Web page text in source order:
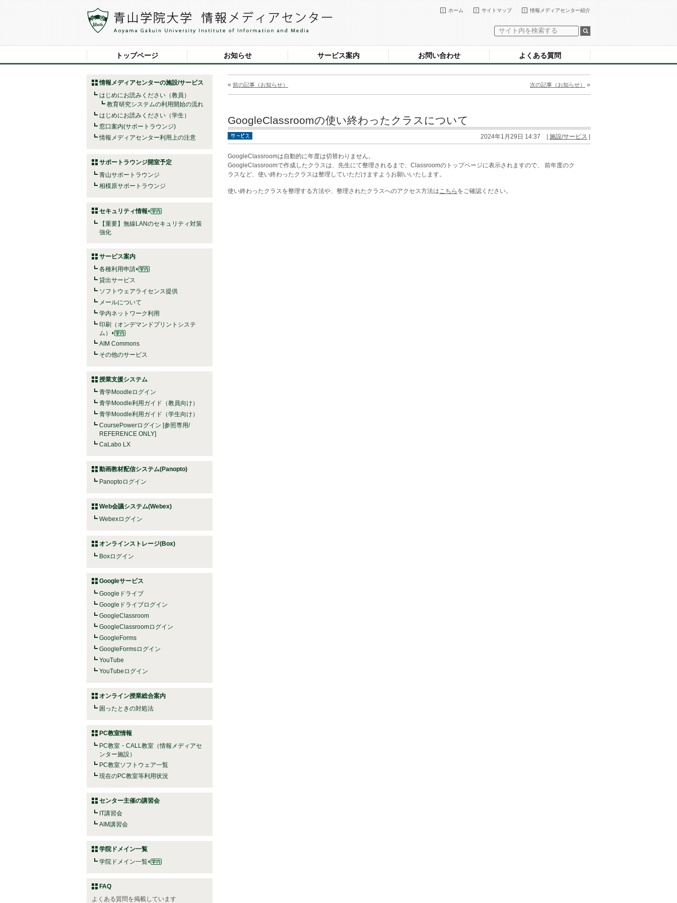
情報メディアセンター紹介
サイトマップ
ホーム
トップページ お知らせ サービス案内 お問い合わせ よくある質問
情報メディアセンターの施設/サービス
はじめにお読みください（教員）
教育研究システムの利用開始の流れ
はじめにお読みください（学生）
窓口案内(サポートラウンジ)
情報メディアセンター利用上の注意
サポートラウンジ開室予定
青山サポートラウンジ
相模原サポートラウンジ
セキュリティ情報
【重要】無線LANのセキュリティ対策
強化
サービス案内
各種利用申請
貸出サービス
ソフトウェアライセンス提供
メールについて
学内ネットワーク利用
印刷（オンデマンドプリントシステ
ム）
AIM Commons
その他のサービス
授業支援システム
青学Moodleログイン
青学Moodle利用ガイド（教員向け）
青学Moodle利用ガイド（学生向け）
CoursePowerログイン [参照専用/
REFERENCE ONLY]
CaLabo LX
動画教材配信システム(Panopto)
Panoptoログイン
Web会議システム(Webex)
Webexログイン
オンラインストレージ(Box)
Boxログイン
Googleサービス
Googleドライブ
Googleドライブログイン
GoogleClassroom
GoogleClassroomログイン
GoogleForms
GoogleFormsログイン
YouTube
YouTubeログイン
オンライン授業総合案内
困ったときの対処法
PC教室情報
PC教室・CALL教室（情報メディアセ
ンター施設）
PC教室ソフトウェア一覧
現在のPC教室等利用状況
センター主催の講習会
IT講習会
AIM講習会
学院ドメイン一覧
学院ドメイン一覧
FAQ
よくある質問を掲載しています
« 前の記事（お知らせ） 次の記事（お知らせ） »
GoogleClassroomの使い終わったクラスについて
2024年1月29日 14:37 | 施設/サービス
GoogleClassroomは自動的に年度は切替わりません。
GoogleClassroomで作成したクラスは、先生にて整理されるまで、Classroomのトップページに表示されますので、 前年度のク
ラスなど、使い終わったクラスは整理していただけますようお願いいたします。
使い終わったクラスを整理する方法や、整理されたクラスへのアクセス方法はこちら をご確認ください。